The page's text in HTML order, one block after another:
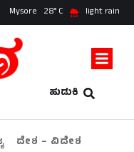
Mysore 28 light rain
ಹುಡುಕಿ
ದೇಶ – ವಿದೇಶ